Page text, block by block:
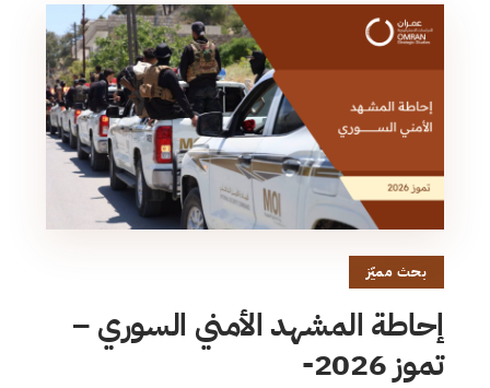
بحث مميّز
إحاطة المشهد الأمني السوري –
تموز 2026-